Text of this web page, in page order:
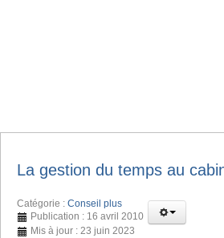
La gestion du temps au
Catégorie : Conseil plus
Publication : 16 avril 2010
Mis à jour : 23 juin 2023